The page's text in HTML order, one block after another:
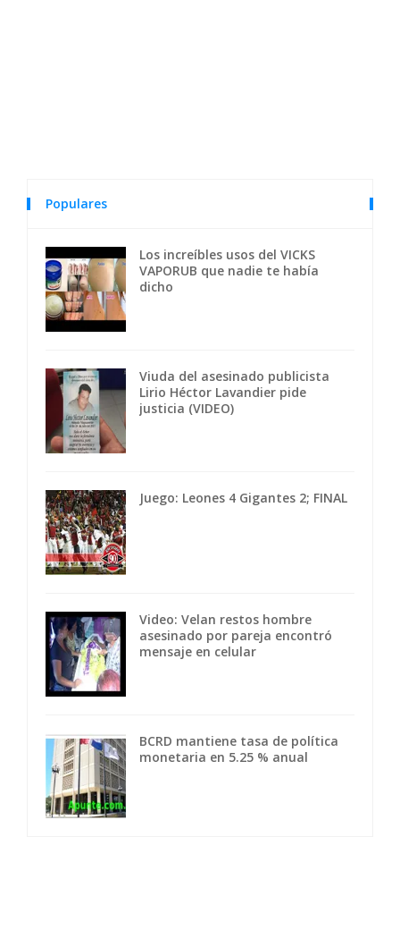
Populares
Los increíbles usos del VICKS
VAPORUB que nadie te había
dicho
Viuda del asesinado publicista
Lirio Héctor Lavandier pide
justicia (VIDEO)
Juego: Leones 4 Gigantes 2; FINAL
Video: Velan restos hombre
asesinado por pareja encontró
mensaje en celular
BCRD mantiene tasa de política
monetaria en 5.25 % anual